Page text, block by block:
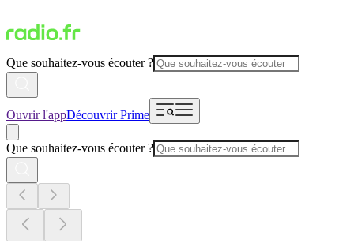
Que souhaitez-vous écouter ?
Ouvrir l'appDécouvrir Prime
Que souhaitez-vous écouter ?